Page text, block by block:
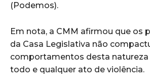
(Podemos).
Em nota, a CMM afirmou que os
da Casa Legislativa não
comportamentos desta natureza
todo e qualquer ato de violência.